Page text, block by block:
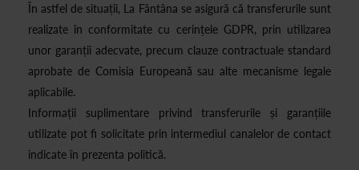
În astfel de situații, La Fântâna se asigură că transferurile sunt
realizate în conformitate cu cerințele GDPR, prin utilizarea
unor garanții adecvate, precum clauze contractuale standard
aprobate de Comisia Europeană sau alte mecanisme legale
aplicabile.
Informații suplimentare privind transferurile și garanțiile
utilizate pot fi solicitate prin intermediul canalelor de contact
indicate în prezenta politică.